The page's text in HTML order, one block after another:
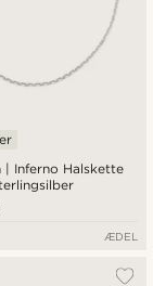
| Inferno Halskette
ÆDEL